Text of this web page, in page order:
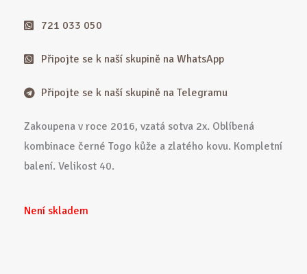
721 033 050
Připojte se k naší skupině na WhatsApp
Připojte se k naší skupině na Telegramu
Zakoupena v roce 2016, vzatá sotva 2x. Oblíbená
kombinace černé Togo kůže a zlatého kovu. Kompletní
balení. Velikost 40.
Není skladem